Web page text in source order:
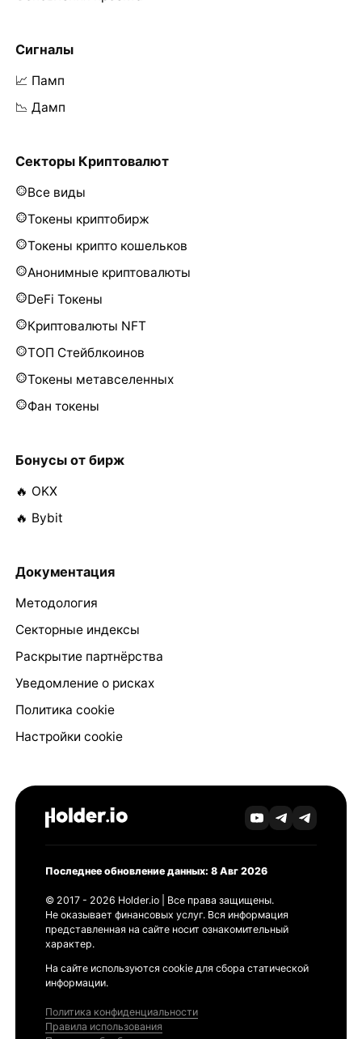
Сигналы
📈 Памп
📉 Дамп
Секторы Криптовалют
Все виды
Токены криптобирж
Токены крипто кошельков
Анонимные криптовалюты
DeFi Токены
Криптовалюты NFT
ТОП Стейблкоинов
Токены метавселенных
Фан токены
Бонусы от бирж
🔥 OKX
🔥 Bybit
Документация
Методология
Секторные индексы
Раскрытие партнёрства
Уведомление о рисках
Политика cookie
Настройки cookie
Последнее обновление данных: 8 Авг 2026
© 2017 - 2026 Holder.io | Все права защищены.
Не оказывает финансовых услуг. Вся информация
представленная на сайте носит ознакомительный
характер.
На сайте используются cookie для сбора статической
информации.
Политика конфиденциальности
Правила использования